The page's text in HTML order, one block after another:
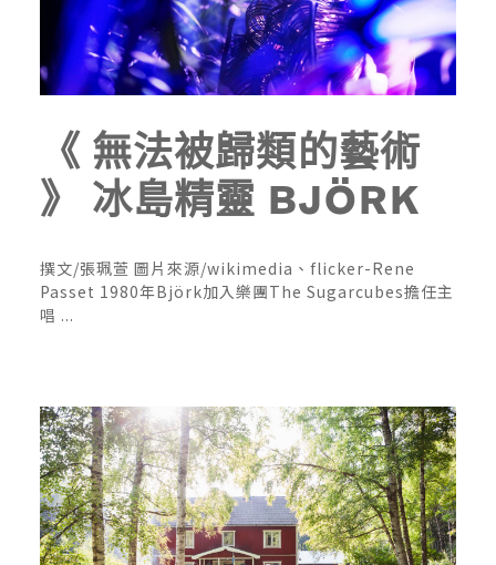
《 無法被歸類的藝術
》 冰島精靈 BJÖRK
撰文/張珮萱 圖片來源/wikimedia、flicker-Rene
Passet 1980年Björk加入樂團The Sugarcubes擔任主
唱 ...